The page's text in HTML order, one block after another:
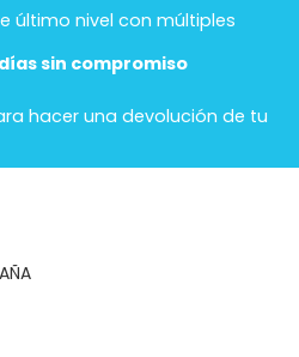
último nivel con múltiples
sin compromiso
hacer una devolución de tu